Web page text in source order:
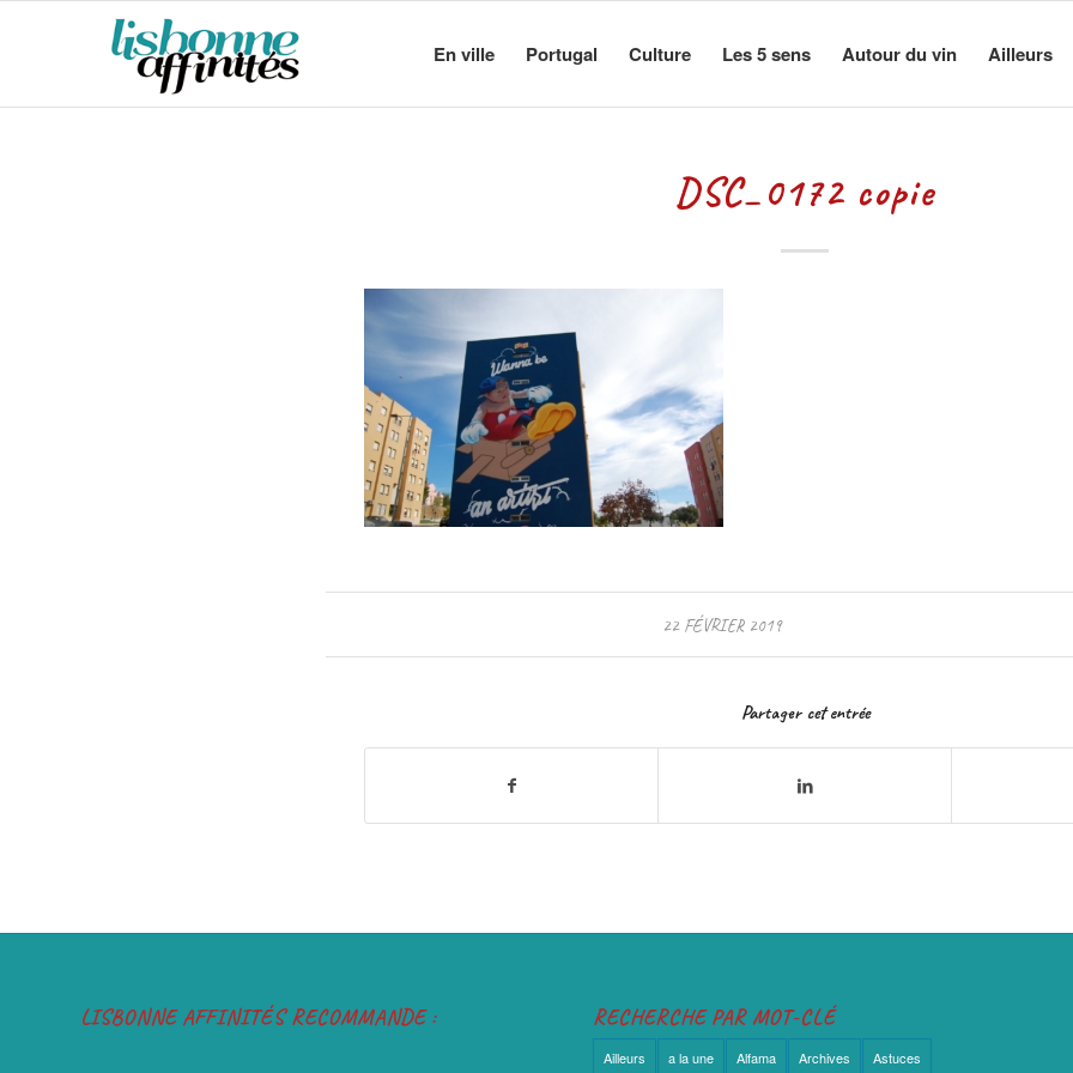
En ville Portugal Culture Les 5 sens Autour du vin Ailleurs
DSC_0172 copie
22 FÉVRIER 2019
Partager cet entrée
LISBONNE AFFINITÉS RECOMMANDE : RECHERCHE PAR MOT-CLÉ
Ailleurs a la une Alfama Archives Astuces